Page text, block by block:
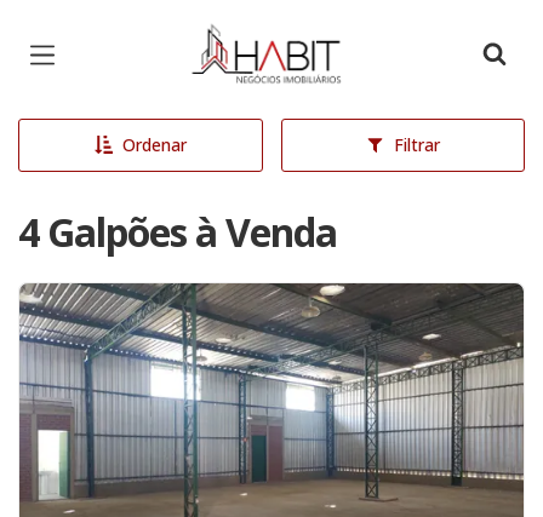
Página inicial
Ordenar Filtrar
4 Galpões à Venda